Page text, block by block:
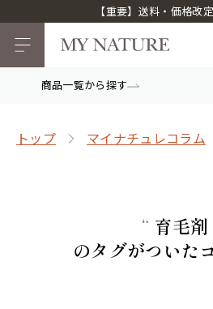
【重要】送料・価格改
商品一覧から探す
トップ マイナチュレコラム
“ 育毛剤
のタグがついた